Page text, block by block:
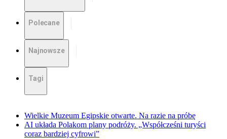
Polecane
Najnowsze
Tagi
Wielkie Muzeum Egipskie otwarte. Na razie na próbę
AI układa Polakom plany podróży. „Współcześni turyści
coraz bardziej cyfrowi”